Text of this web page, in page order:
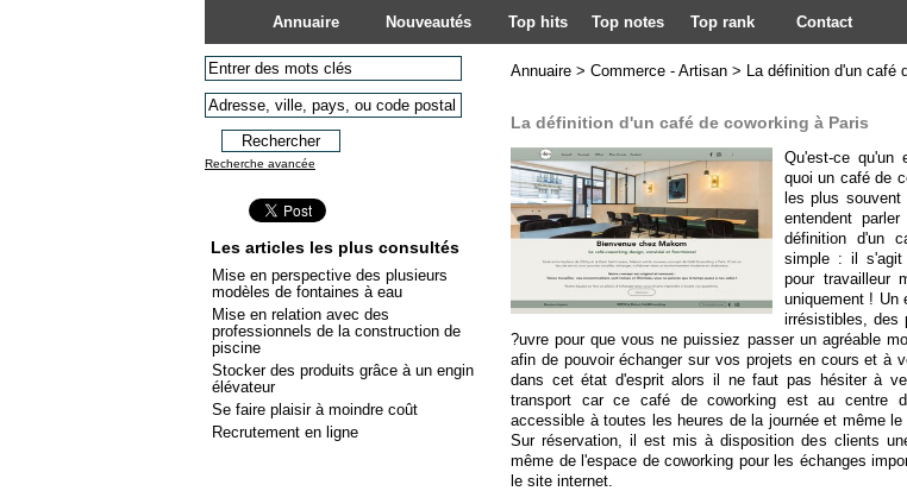
Annuaire Nouveautés Top hits Top notes Top rank Contact
Recherche avancée
Les articles les plus consultés
Mise en perspective des plusieurs
modèles de fontaines à eau
Mise en relation avec des
professionnels de la construction de
piscine
Stocker des produits grâce à un engin
élévateur
Se faire plaisir à moindre coût
Recrutement en ligne
Annuaire > Commerce - Artisan > La définition d'un café
La définition d'un café de coworking à Paris
Qu'est-ce qu'un
quoi un café de
les plus
entendent
définition d'un
simple : il s'agit
pour travailleur
uniquement ! Un
irrésistibles, des
?uvre pour que vous ne puissiez passer un agréable
afin de pouvoir échanger sur vos projets en cours et à
dans cet état d'esprit alors il ne faut pas hésiter à
transport car ce café de coworking est au centre
accessible à toutes les heures de la journée et même
Sur réservation, il est mis à disposition des clients
même de l'espace de coworking pour les échanges
le site internet.